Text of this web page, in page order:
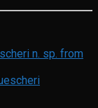
n. sp. from